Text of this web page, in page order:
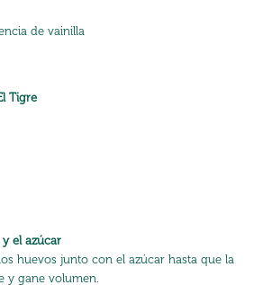
de vainilla
Tigre
el azúcar
huevos junto con el azúcar hasta que la
y gane volumen.